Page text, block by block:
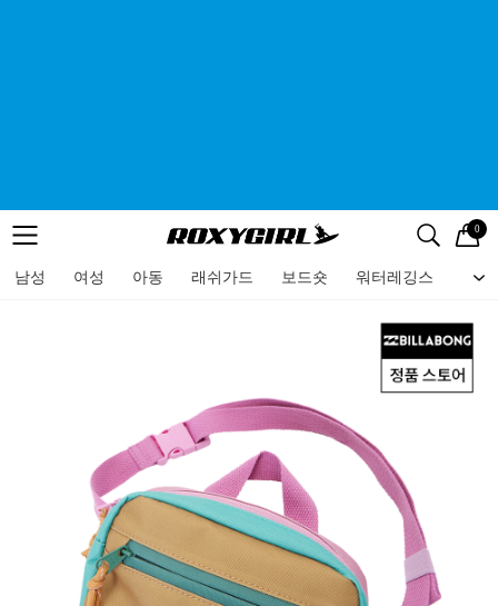
메뉴 검색
로고 0
남성 여성 아동 래쉬가드 보드숏 워터레깅스 비
메뉴